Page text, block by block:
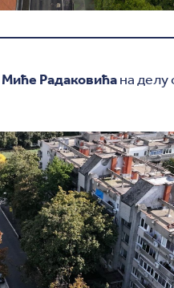
Миће Радаковићана делу